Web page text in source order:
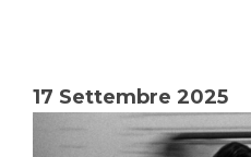
17 Settembre 2025